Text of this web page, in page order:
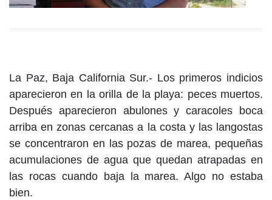
La Paz, Baja California Sur.- Los primeros indicios
aparecieron en la orilla de la playa: peces muertos.
Después aparecieron abulones y caracoles boca
arriba en zonas cercanas a la costa y las langostas
se concentraron en las pozas de marea, pequeñas
acumulaciones de agua que quedan atrapadas en
las rocas cuando baja la marea. Algo no estaba
bien.